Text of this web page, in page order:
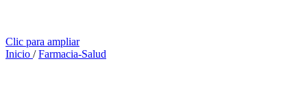
Clic para ampliar
Inicio / Farmacia-Salud